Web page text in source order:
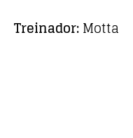
Treinador:Motta